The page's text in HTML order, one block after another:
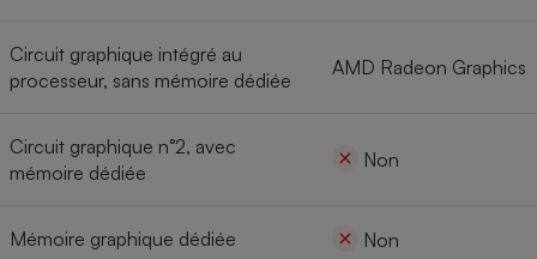
Circuit graphique intégré au
processeur, sans mémoire dédiée
AMD Radeon Graphics
Circuit graphique n°2, avec
mémoire dédiée
Non
Mémoire graphique dédiée Non